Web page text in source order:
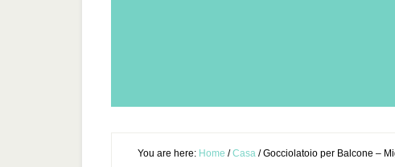
You are here: Home / Casa /Gocciolatoio per Balcone –